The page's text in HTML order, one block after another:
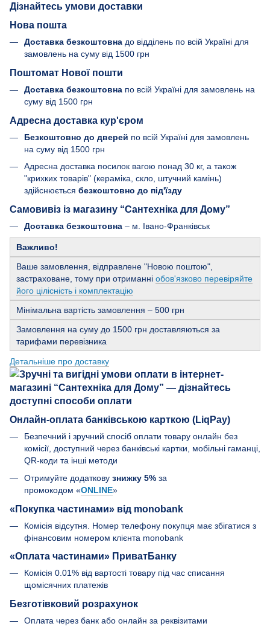
Нова пошта
Доставка безкоштовна до відділень по всій Україні для
замовлень на суму від 1500 грн
Поштомат Нової пошти
Доставка безкоштовна по всій Україні для замовлень на
суму від 1500 грн
Адресна доставка кур'єром
Безкоштовно до дверей по всій Україні для замовлень
на суму від 1500 грн
Адресна доставка посилок вагою понад 30 кг, а також
"крихких товарів" (кераміка, скло, штучний камінь)
здійснюється безкоштовно до під'їзду
Самовивіз із магазину “Сантехніка для Дому”
Доставка безкоштовна – м. Івано-Франківськ
Важливо!
Ваше замовлення, відправлене "Новою поштою",
застраховане, тому при отриманні обов'язково перевіряйте
його цілісність і комплектацію
Мінімальна вартість замовлення – 500 грн
Замовлення на суму до 1500 грн доставляються за
тарифами перевізника
Детальніше про доставку
Онлайн-оплата банківською карткою (LiqPay)
Безпечний і зручний спосіб оплати товару онлайн без
комісії, доступний через банківські картки, мобільні гаманці,
QR-коди та інші методи
Отримуйте додаткову знижку 5% за
промокодом «ONLINE»
«Покупка частинами» від monobank
Комісія відсутня. Номер телефону покупця має збігатися з
фінансовим номером клієнта monobank
«Оплата частинами» ПриватБанку
Комісія 0.01% від вартості товару під час списання
щомісячних платежів
Безготівковий розрахунок
Оплата через банк або онлайн за реквізитами